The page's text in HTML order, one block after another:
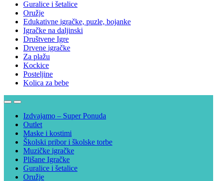
Guralice i šetalice
Oružje
Edukativne igračke, puzle, bojanke
Igračke na daljinski
Društvene Igre
Drvene igračke
Za plažu
Kockice
Posteljine
Kolica za bebe
Izdvajamo – Super Ponuda
Outlet
Maske i kostimi
Školski pribor i školske torbe
Muzičke igračke
Plišane Igračke
Guralice i šetalice
Oružje